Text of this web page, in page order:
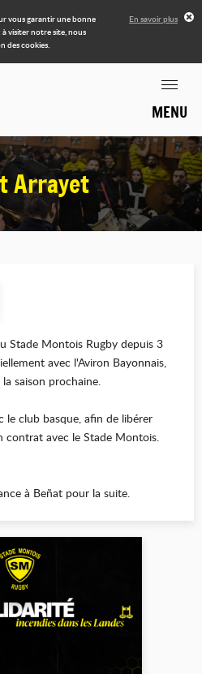
vous garantir une bonne
visiter notre site, nous
des cookies.
En savoir plus
MENU
Arrayet
Stade Montois Rugby depuis 3
avec l'Aviron Bayonnais,
saison prochaine.
le club basque, afin de libérer
contrat avec le Stade Montois.
à Beñat pour la suite.